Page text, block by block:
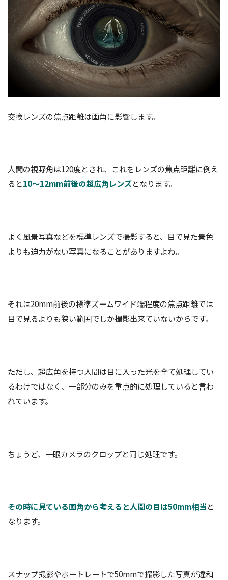
交換レンズの焦点距離は画角に影響します。
人間の視野角は120度とされ、これをレンズの焦点距離に例え
ると10～12mm前後の超広角レンズとなります。
よく風景写真などを標準レンズで撮影すると、目で見た景色
よりも迫力がない写真になることがありますよね。
それは20mm前後の標準ズームワイド端程度の焦点距離では
目で見るよりも狭い範囲でしか撮影出来ていないからです。
ただし、超広角を持つ人間は目に入った光を全て処理してい
るわけではなく、一部分のみを重点的に処理していると言わ
れています。
ちょうど、一眼カメラのクロップと同じ処理です。
その時に見ている画角から考えると人間の目は50mm相当と
なります。
スナップ撮影やポートレートで50mmで撮影した写真が違和